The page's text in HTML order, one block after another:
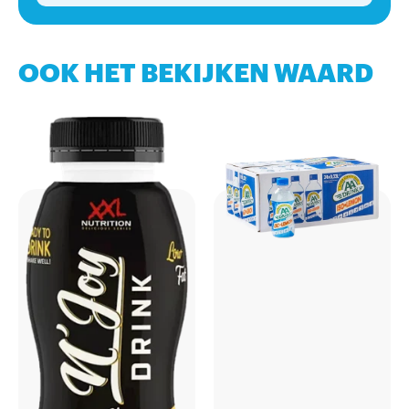
OOK HET BEKIJKEN WAARD